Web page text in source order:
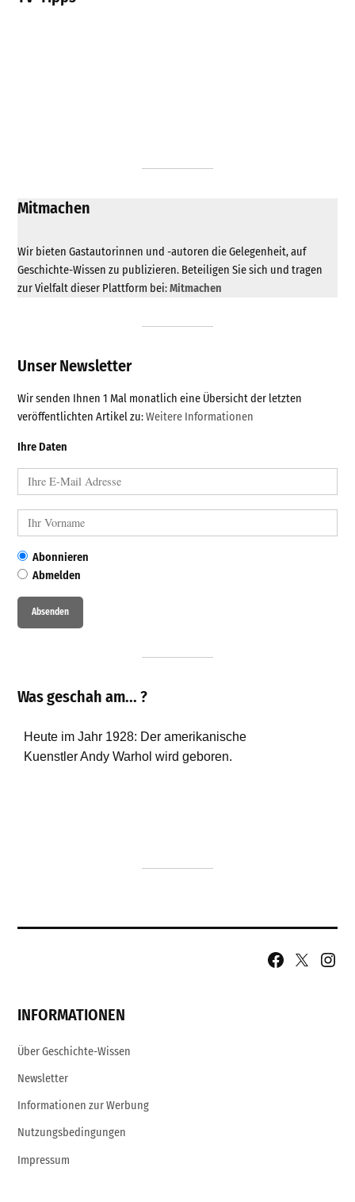
Mitmachen
Wir bieten Gastautorinnen und -autoren die Gelegenheit, auf
Geschichte-Wissen zu publizieren. Beteiligen Sie sich und tragen
zur Vielfalt dieser Plattform bei:Mitmachen
Unser Newsletter
Wir senden Ihnen 1 Mal monatlich eine Übersicht der letzten
veröffentlichten Artikel zu:Weitere Informationen
Ihre Daten
Abonnieren
Abmelden
Was geschah am... ?
Facebook
X
INFORMATIONEN
Über Geschichte-Wissen
Newsletter
Informationen zur Werbung
Nutzungsbedingungen
Impressum